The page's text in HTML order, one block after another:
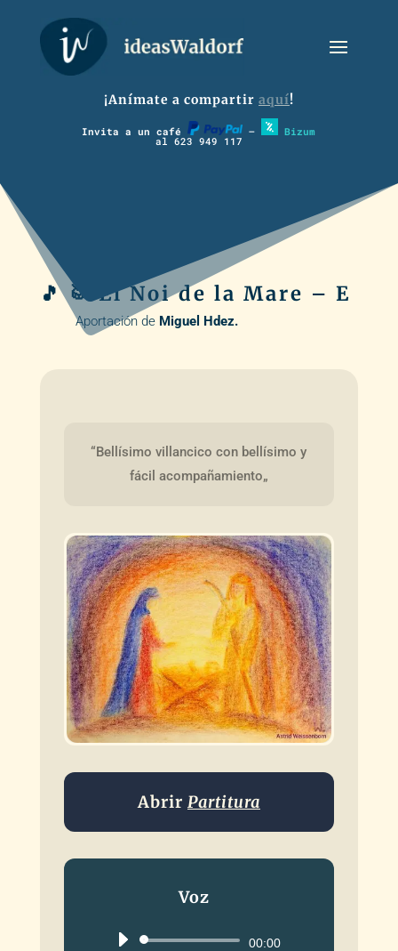
¡Anímate a compartir aquí!
Invita a un café – Bizum
al 623 949 117
🎵 🥁 El Noi de la Mare – E
Aportación de Miguel Hdez.
“Bellísimo villancico con bellísimo y
fácil acompañamiento„
Abrir Partitura
Voz
Reproductor00:00